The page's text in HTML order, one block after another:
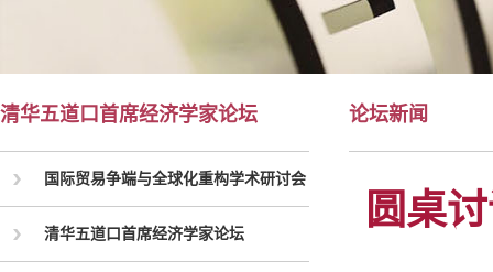
清华五道口首席经济学家论坛
国际贸易争端与全球化重构学术研讨会
清华五道口首席经济学家论坛
论坛新闻
圆桌